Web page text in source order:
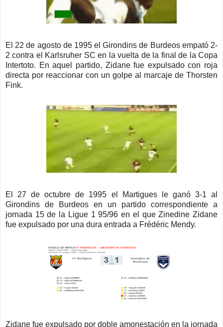
El 22 de agosto de 1995 el Girondins de Burdeos empató 2-
2 contra el Karlsruher SC en la vuelta de la final de la Copa
Intertoto. En aquel partido, Zidane fue expulsado con roja
directa por reaccionar con un golpe al marcaje de Thorsten
Fink.
El 27 de octubre de 1995 el Martigues le ganó 3-1 al
Girondins de Burdeos en un partido correspondiente a
jornada 15 de la Ligue 1 95/96 en el que Zinedine Zidane
fue expulsado por una dura entrada a Frédéric Mendy.
Zidane fue expulsado por doble amonestación en la jornada